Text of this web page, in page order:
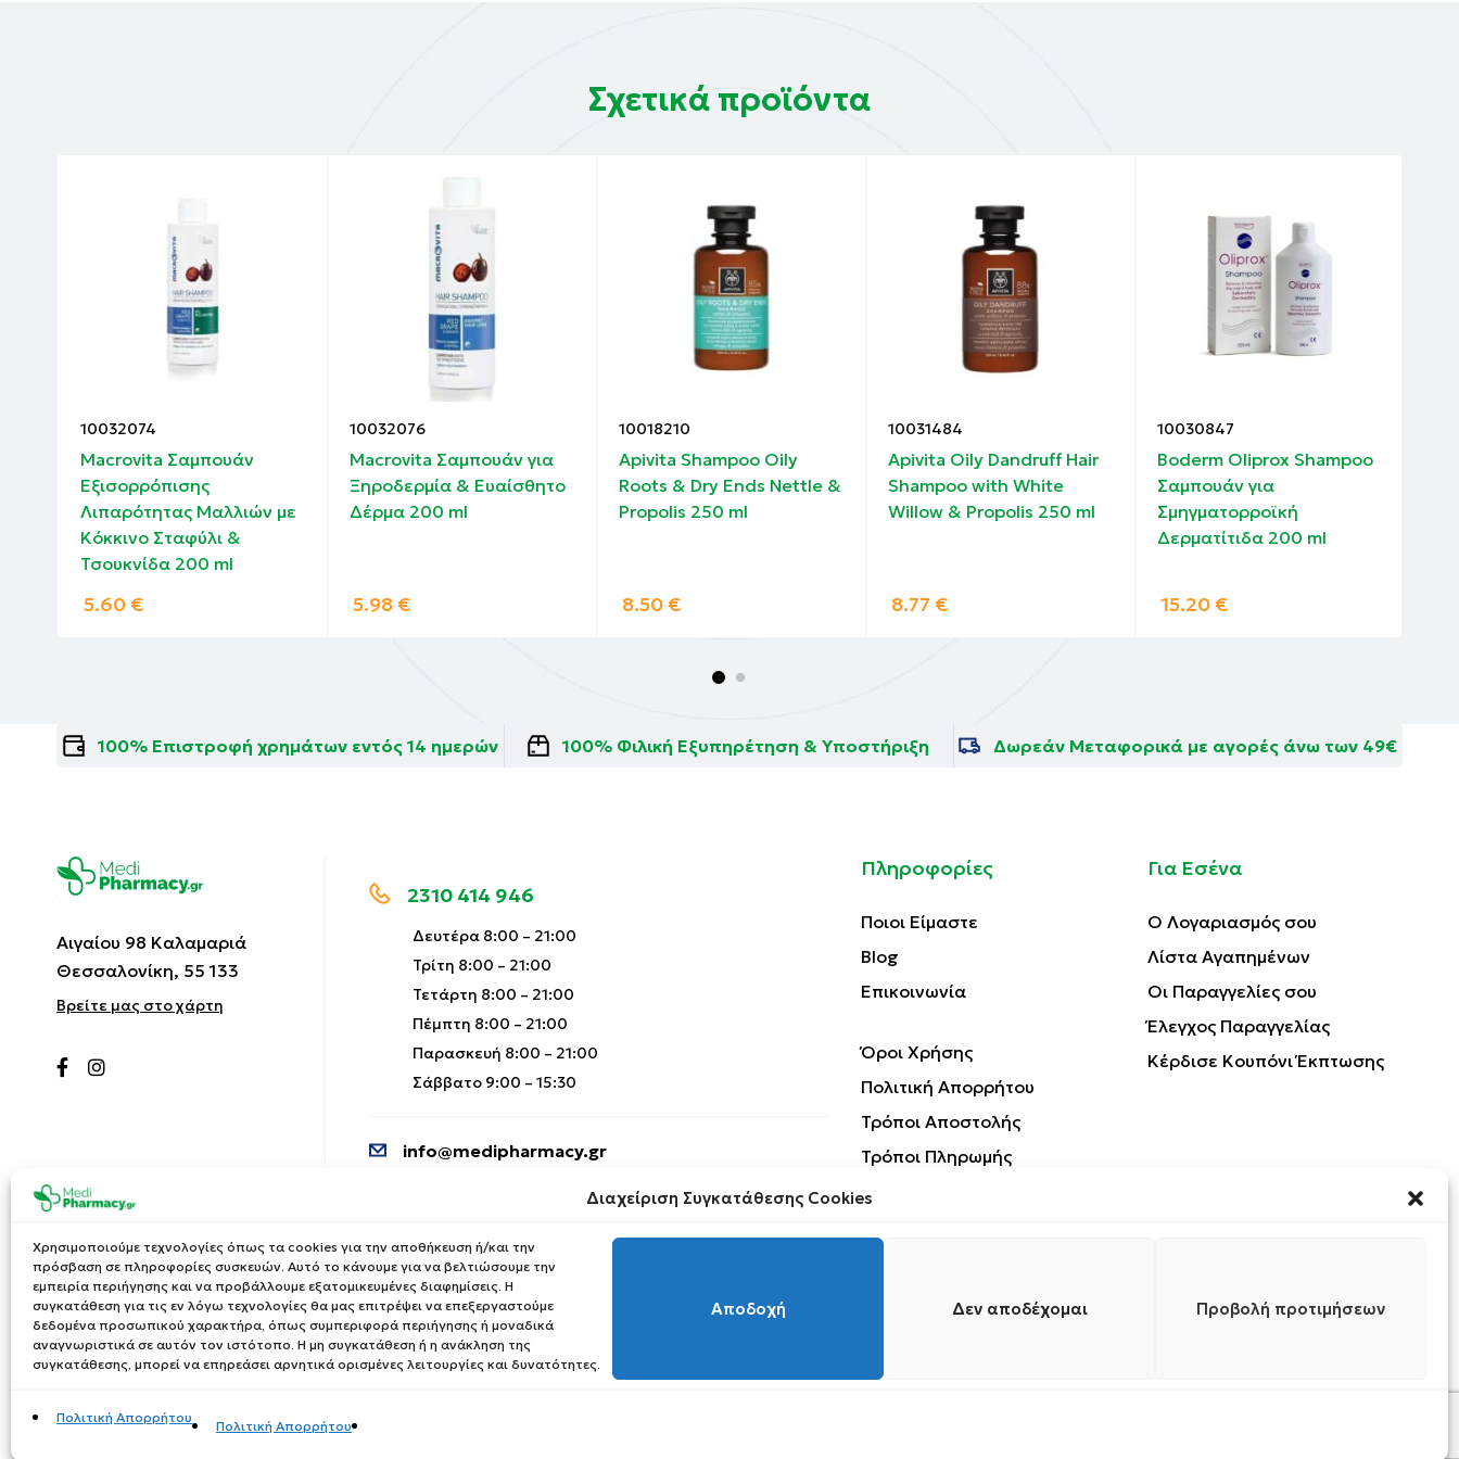
Διαχείριση Συγκατάθεσης Cookies
Χρησιμοποιούμε τεχνολογίες όπως τα cookies για την αποθήκευση ή/και την
πρόσβαση σε πληροφορίες συσκευών. Αυτό το κάνουμε για να βελτιώσουμε την
εμπειρία περιήγησης και να προβάλλουμε εξατομικευμένες διαφημίσεις. Η
συγκατάθεση για τις εν λόγω τεχνολογίες θα μας επιτρέψει να επεξεργαστούμε
δεδομένα προσωπικού χαρακτήρα, όπως συμπεριφορά περιήγησης ή μοναδικά
αναγνωριστικά σε αυτόν τον ιστότοπο. Η μη συγκατάθεση ή η ανάκληση της
συγκατάθεσης, μπορεί να επηρεάσει αρνητικά ορισμένες λειτουργίες και δυνατότητες.
Αποδοχή Δεν αποδέχομαι Προβολή προτιμήσεων
Πολιτική Απορρήτου
Πολιτική Απορρήτου
Σχετικά προϊόντα
10032074
Macrovita Σαμπουάν
Εξισορρόπισης
Λιπαρότητας Μαλλιών με
Κόκκινο Σταφύλι &
Τσουκνίδα 200 ml
5.60 €
10032076
Macrovita Σαμπουάν για
Ξηροδερμία & Ευαίσθητο
Δέρμα 200 ml
5.98 €
10018210
Apivita Shampoo Oily
Roots & Dry Ends Nettle &
Propolis 250 ml
8.50 €
10031484
Apivita Oily Dandruff Hair
Shampoo with White
Willow & Propolis 250 ml
8.77 €
10030847
Boderm Oliprox Shampoo
Σαμπουάν για
Σμηγματορροϊκή
Δερματίτιδα 200 ml
15.20 €
100% Επιστροφή χρημάτων εντός 14 ημερών 100% Φιλική Εξυπηρέτηση & Υποστήριξη Δωρεάν Μεταφορικά με αγορές άνω των 49€
Αιγαίου 98 Καλαμαριά
Θεσσαλονίκη, 55 133
Βρείτε μας στο χάρτη
2310 414 946
Δευτέρα 8:00 – 21:00
Τρίτη 8:00 – 21:00
Τετάρτη 8:00 – 21:00
Πέμπτη 8:00 – 21:00
Παρασκευή 8:00 – 21:00
Σάββατο 9:00 – 15:30
info@medipharmacy.gr
Πληροφορίες
Ποιοι Είμαστε
Blog
Επικοινωνία
Όροι Χρήσης
Πολιτική Απορρήτου
Τρόποι Αποστολής
Τρόποι Πληρωμής
Επιστροφές Προϊόντων
Για Εσένα
Ο Λογαριασμός σου
Λίστα Αγαπημένων
Οι Παραγγελίες σου
Έλεγχος Παραγγελίας
Κέρδισε Κουπόνι Έκπτωσης
Copyright © 2023 Medipharmacy. All Rights Reserved